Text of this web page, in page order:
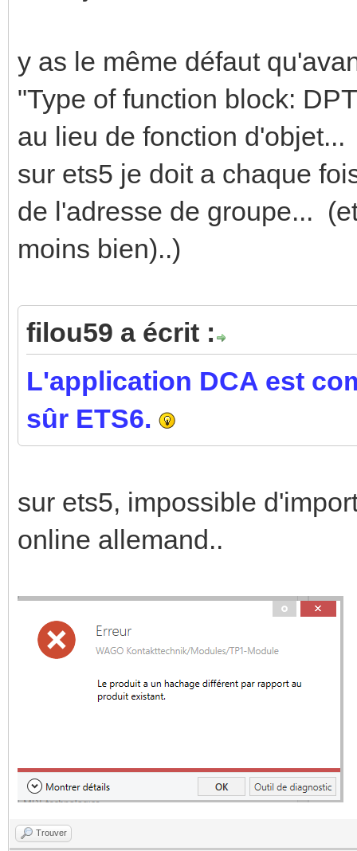
y as le même défaut
"Type of function block:
au lieu de fonction d'objet...
sur ets5 je doit a chaque
de l'adresse de groupe...
moins bien)..)
filou59 a écrit :
L'application DCA est
sûr ETS6.
sur ets5, impossible
online allemand..
Trouver